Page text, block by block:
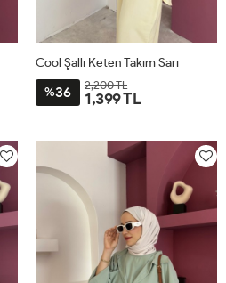
Cool Şallı Keten Takım Sarı
%36 2,200 TL
1,399 TL